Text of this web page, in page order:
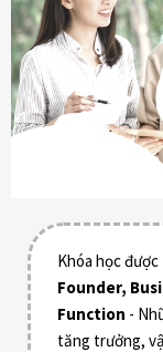
Khóa học
Founder,
Function -
tăng trưởng,